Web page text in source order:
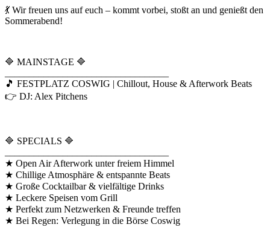
💃 Wir freuen uns auf euch – kommt vorbei, stoßt an und genießt den
Sommerabend!
🔷 MAINSTAGE 🔷
🎵 FESTPLATZ COSWIG | Chillout, House & Afterwork Beats
👉 DJ: Alex Pitchens
🔷 SPECIALS 🔷
★ Open Air Afterwork unter freiem Himmel
★ Chillige Atmosphäre & entspannte Beats
★ Große Cocktailbar & vielfältige Drinks
★ Leckere Speisen vom Grill
★ Perfekt zum Netzwerken & Freunde treffen
★ Bei Regen: Verlegung in die Börse Coswig